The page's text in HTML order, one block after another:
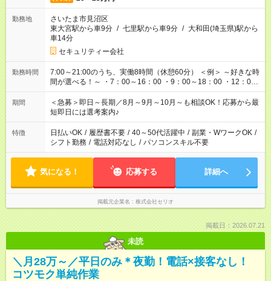
勤務地
さいたま市見沼区
東大宮駅から車9分 / 七里駅から車9分 / 大和田(埼玉県)駅から
車14分
セキュリティー会社
勤務時間
7:00～21:00のうち、実働8時間（休憩60分） ＜例＞ ～好きな時
間が選べる！～ ・7：00～16：00 ・9：00～18：00 ・12：00
～21：00
期間
＜急募＞即日～長期／8月～9月～10月～も相談OK！応募から最
短即日には選考案内♪
特徴 日払いOK / 履歴書不要 / 40～50代活躍中 / 副業・WワークOK /
シフト勤務 / 電話対応なし / パソコンスキル不要
気になる！ 応募する 詳細へ
掲載元企業名 株式会社セリオ
掲載日：2026.07.21
未読
＼月28万～／平日のみ＊夜勤！電話×接客なし！
コツモク単純作業